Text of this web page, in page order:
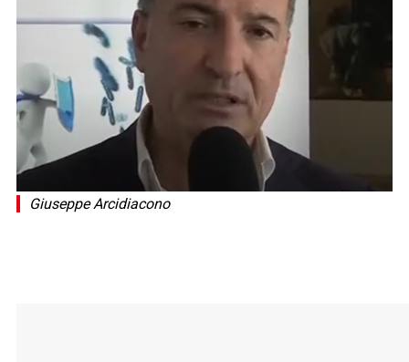
Giuseppe Arcidiacono